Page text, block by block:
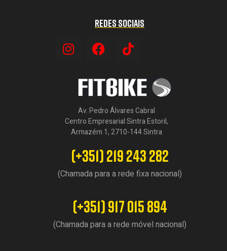
REDES SOCIAIS
Av. Pedro Álvares Cabral
Centro Empresarial Sintra Estoril,
Armazém 1, 2710-144 Sintra
(+351) 219 243 282
(Chamada para a rede fixa nacional)
(+351) 917 015 894
(Chamada para a rede móvel nacional)